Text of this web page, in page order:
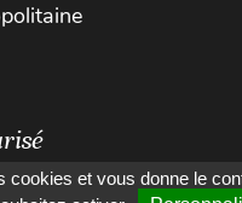
cookies et vous donne le